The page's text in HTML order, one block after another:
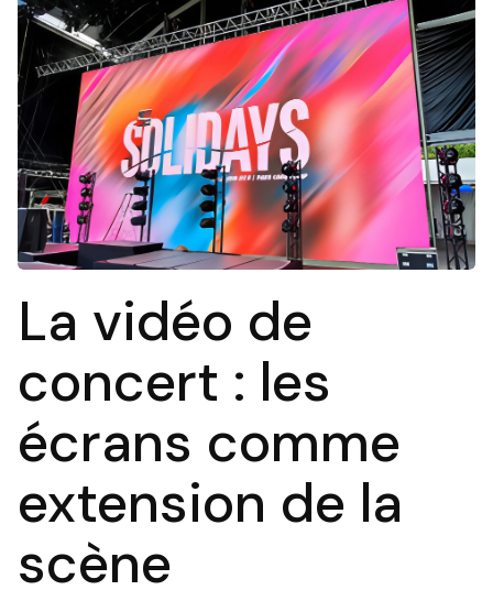
La vidéo de
concert : les
écrans comme
extension de la
scène